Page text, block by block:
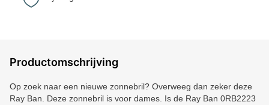
Productomschrijving
Op zoek naar een nieuwe zonnebril? Overweeg dan zeker deze
Ray Ban. Deze zonnebril is voor dames. Is de Ray Ban 0RB2223